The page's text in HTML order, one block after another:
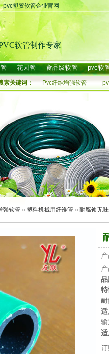
pvc塑胶软管企业官网
软管制作专家
花园管 食品级软管 pvc软
素关键词： Pvc纤维增强软管
强软管 » 塑料机械用纤维管 » 耐腐蚀无
品
特
适
输
适
订